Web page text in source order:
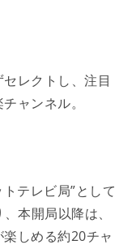
レクトし、注目
ャンネル。
テレビ局”として
本開局以降は、
しめる約20チャ